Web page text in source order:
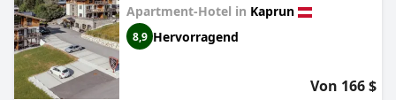
Tiefgarage wird zwar häufig erwähnt, bietet aber eine sichere
Option für die Gäste. Zusätzlich stehen Ladestationen für
Elektrofahrzeuge zur Verfügung, was den Komfort für Besitzer
von Elektrofahrzeugen erhöht. Gäste sollten sich jedoch der
zusätzlichen Parkkosten und der potenziellen
Herausforderungen beim Parken größerer Autos bewusst sein.
Apartment-Hotel in Kaprun
8,9 Hervorragend
Von 166 $